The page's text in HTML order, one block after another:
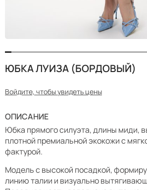
ЮБКА ЛУИЗА (БОРДОВЫЙ)
Войдите, чтобы увидеть цены
ОПИСАНИЕ
Юбка прямого силуэта, длины миди,
плотной премиальной экокожи с
фактурой.
Модель с высокой посадкой,
линию талии и визуально